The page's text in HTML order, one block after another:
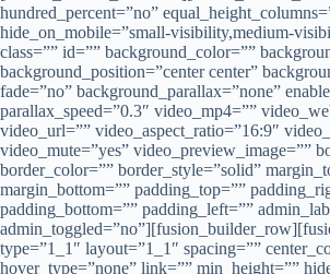
hundred_percent=”no”
hide_on_mobile=”small-visibility,medium-
class=”” id=”” background_color=””
background_position=”center center”
fade=”no” background_parallax=”none”
parallax_speed=”0.3″ video_mp4=””
video_url=”” video_aspect_ratio=”16:9″
video_mute=”yes” video_preview_image=””
border_color=”” border_style=”solid”
margin_bottom=”” padding_top=””
padding_bottom=”” padding_left=””
type=”1_1″ layout=”1_1″ spacing=””
hover_type=”none” link=”” min_height=””